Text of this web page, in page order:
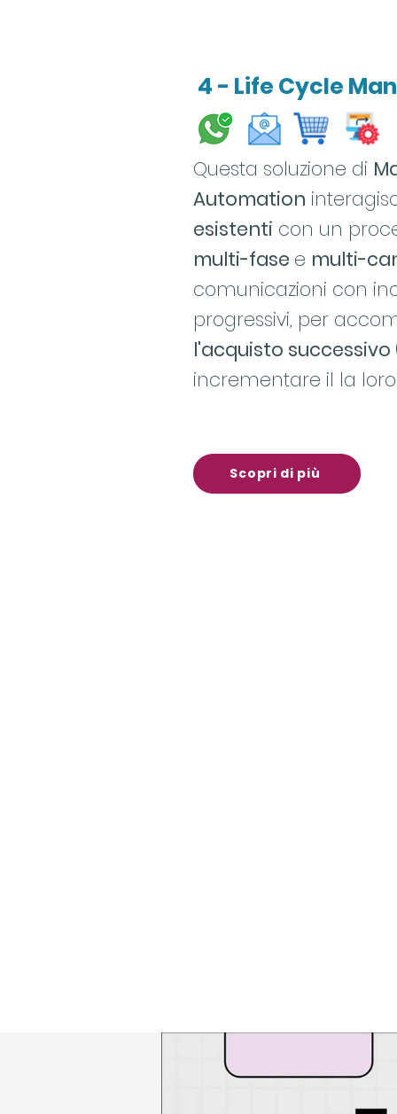
4 - Life Cycle
Questa soluzione di
Automation
esistenti con un
multi-fase e multi-
comunicazioni con
progressivi, per
l'acquisto successivo
incrementare il la
Scopri di più